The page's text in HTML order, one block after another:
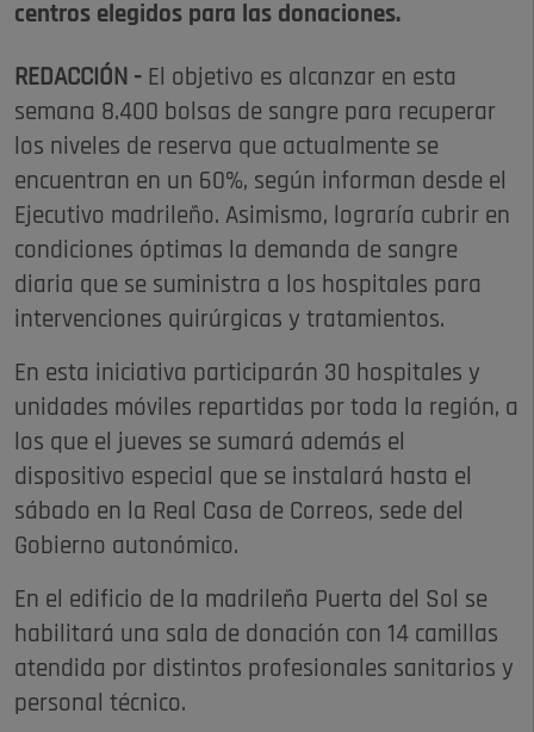
centros elegidos para las donaciones.
REDACCIÓN - El objetivo es alcanzar en esta
semana 8.400 bolsas de sangre para recuperar
los niveles de reserva que actualmente se
encuentran en un 60%, según informan desde el
Ejecutivo madrileño. Asimismo, lograría cubrir en
condiciones óptimas la demanda de sangre
diaria que se suministra a los hospitales para
intervenciones quirúrgicas y tratamientos.
En esta iniciativa participarán 30 hospitales y
unidades móviles repartidas por toda la región, a
los que el jueves se sumará además el
dispositivo especial que se instalará hasta el
sábado en la Real Casa de Correos, sede del
Gobierno autonómico.
En el edificio de la madrileña Puerta del Sol se
habilitará una sala de donación con 14 camillas
atendida por distintos profesionales sanitarios y
personal técnico.